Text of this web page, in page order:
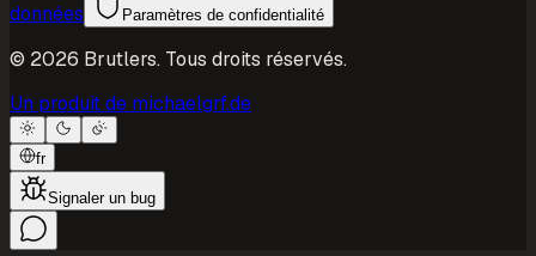
données
Paramètres de confidentialité
© 2026 Brutlers. Tous droits réservés.
Un produit de michaelgrf.de
fr
Signaler un bug